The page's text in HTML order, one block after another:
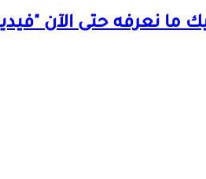
ما نعرفه حتى الآن